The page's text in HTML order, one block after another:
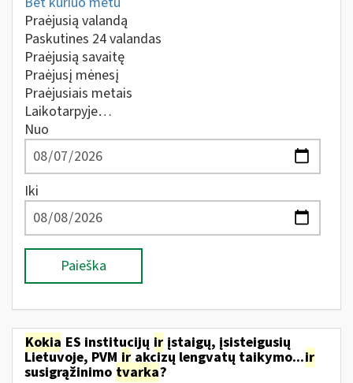
Praėjusią valandą
Paskutines 24 valandas
Praėjusią savaitę
Praėjusį mėnesį
Praėjusiais metais
Laikotarpyje…
Nuo
Iki
Paieška
Kokia ES institucijų ir įstaigų, įsisteigusių
Lietuvoje, PVM ir akcizų lengvatų taikymo...ir
susigrąžinimo tvarka?